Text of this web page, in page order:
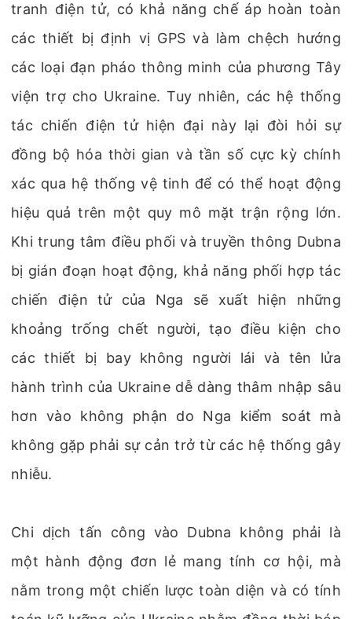
tranh điện tử, có khả năng chế áp hoàn toàn
các thiết bị định vị GPS và làm chệch hướng
các loại đạn pháo thông minh của phương Tây
viện trợ cho Ukraine. Tuy nhiên, các hệ thống
tác chiến điện tử hiện đại này lại đòi hỏi sự
đồng bộ hóa thời gian và tần số cực kỳ chính
xác qua hệ thống vệ tinh để có thể hoạt động
hiệu quả trên một quy mô mặt trận rộng lớn.
Khi trung tâm điều phối và truyền thông Dubna
bị gián đoạn hoạt động, khả năng phối hợp tác
chiến điện tử của Nga sẽ xuất hiện những
khoảng trống chết người, tạo điều kiện cho
các thiết bị bay không người lái và tên lửa
hành trình của Ukraine dễ dàng thâm nhập sâu
hơn vào không phận do Nga kiểm soát mà
không gặp phải sự cản trở từ các hệ thống gây
nhiễu.
Chi dịch tấn công vào Dubna không phải là
một hành động đơn lẻ mang tính cơ hội, mà
nằm trong một chiến lược toàn diện và có tính